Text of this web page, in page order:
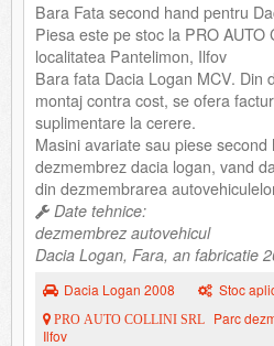
Bara Fata second hand pentru
Piesa este pe stoc la PRO AUTO
localitatea Pantelimon, Ilfov
Bara fata Dacia Logan MCV. Din
montaj contra cost, se ofera
suplimentare la cerere.
Masini avariate sau piese second
dezmembrez dacia logan, vand
din dezmembrarea
Date tehnice:
dezmembrez autovehicul
Dacia Logan, Fara, an fabricatie
Dacia Logan 2008 Stoc
PRO AUTO COLLINI SRL
Parc
Ilfov